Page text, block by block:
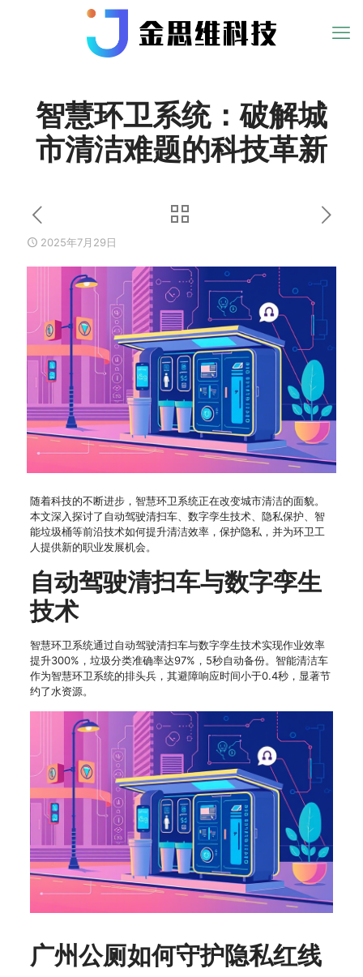
智慧环卫系统：破解城
市清洁难题的科技革新
2025年7月29日
随着科技的不断进步，智慧环卫系统正在改变城市清洁的面貌。
本文深入探讨了自动驾驶清扫车、数字孪生技术、隐私保护、智
能垃圾桶等前沿技术如何提升清洁效率，保护隐私，并为环卫工
人提供新的职业发展机会。
自动驾驶清扫车与数字孪生
技术
智慧环卫系统通过自动驾驶清扫车与数字孪生技术实现作业效率
提升300%，垃圾分类准确率达97%，5秒自动备份。智能清洁车
作为智慧环卫系统的排头兵，其避障响应时间小于0.4秒，显著节
约了水资源。
广州公厕如何守护隐私红线